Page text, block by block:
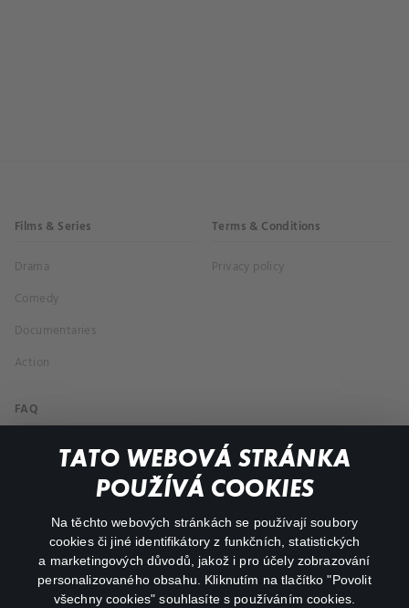
TATO WEBOVÁ STRÁNKA
POUŽÍVÁ COOKIES
Na těchto webových stránkách se používají soubory
cookies či jiné identifikátory z funkčních, statistických
a marketingových důvodů, jakož i pro účely zobrazování
personalizovaného obsahu. Kliknutím na tlačítko "Povolit
všechny cookies" souhlasíte s používáním cookies.
Films & Series
Drama
Comedy
Documentaries
Action
Terms & Conditions
Privacy policy
FAQ
My profile
facebookinstagram
youtube